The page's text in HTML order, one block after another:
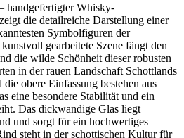
handgefertigter Whisky-
die detailreiche Darstellung einer
Symbolfiguren der
gearbeitete Szene fängt den
die wilde Schönheit dieser robusten
in der rauen Landschaft Schottlands
obere Einfassung bestehen aus
eine besondere Stabilität und ein
Das dickwandige Glas liegt
und sorgt für ein hochwertiges
steht in der schottischen Kultur für